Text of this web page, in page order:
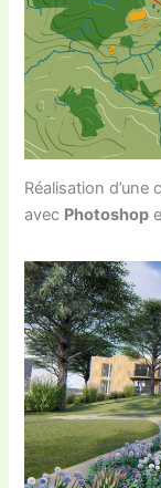
Réalisation d’une
avec Photoshop